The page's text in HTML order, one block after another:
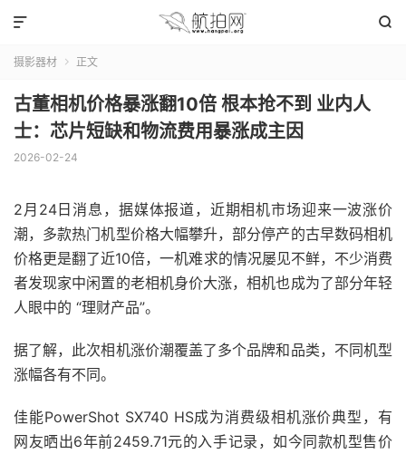


摄影器材  正文
古董相机价格暴涨翻10倍 根本抢不到 业内人
士：芯片短缺和物流费用暴涨成主因
2026-02-24
2月24日消息，据媒体报道，近期相机市场迎来一波涨价
潮，多款热门机型价格大幅攀升，部分停产的古早数码相机
价格更是翻了近10倍，一机难求的情况屡见不鲜，不少消费
者发现家中闲置的老相机身价大涨，相机也成为了部分年轻
人眼中的 “理财产品”。
据了解，此次相机涨价潮覆盖了多个品牌和品类，不同机型
涨幅各有不同。
佳能PowerShot SX740 HS成为消费级相机涨价典型，有
网友晒出6年前2459.71元的入手记录，如今同款机型售价